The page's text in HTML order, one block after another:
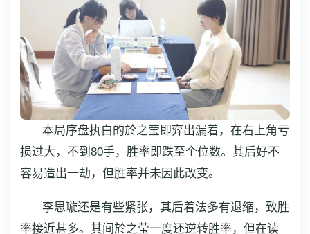
本局序盘执白的於之莹即弈出漏着，在右上角亏
损过大，不到80手，胜率即跌至个位数。其后好不
容易造出一劫，但胜率并未因此改变。
李思璇还是有些紧张，其后着法多有退缩，致胜
率接近甚多。其间於之莹一度还逆转胜率，但在读